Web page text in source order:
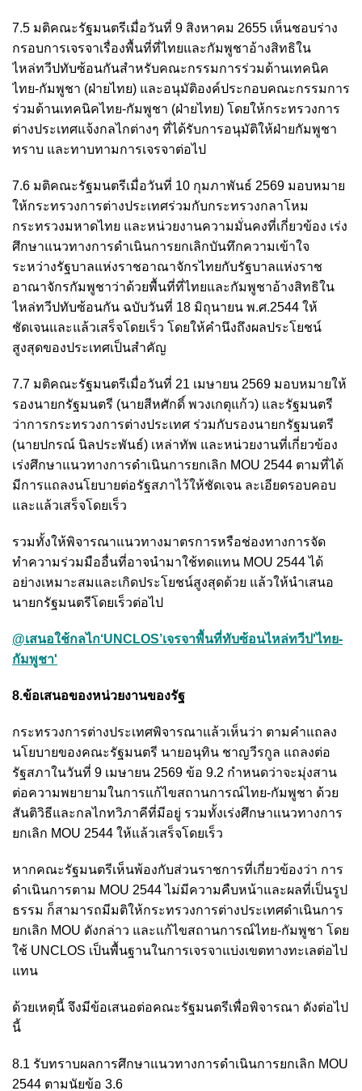
7.5 มติคณะรัฐมนตรีเมื่อวันที่ 9 สิงหาคม 2655 เห็นชอบร่าง
กรอบการเจรจาเรื่องพื้นที่ที่ไทยและกัมพูชาอ้างสิทธิใน
ไหล่ทวีปทับซ้อนกันสำหรับคณะกรรมการร่วมด้านเทคนิค
ไทย-กัมพูชา (ฝ่ายไทย) และอนุมัติองค์ประกอบคณะกรรมการ
ร่วมด้านเทคนิคไทย-กัมพูชา (ฝ่ายไทย) โดยให้กระทรวงการ
ต่างประเทศแจ้งกลไกต่างๆ ที่ได้รับการอนุมัติให้ฝ่ายกัมพูชา
ทราบ และทาบทามการเจรจาต่อไป
7.6 มติคณะรัฐมนตรีเมื่อวันที่ 10 กุมภาพันธ์ 2569 มอบหมาย
ให้กระทรวงการต่างประเทศร่วมกับกระทรวงกลาโหม
กระทรวงมหาดไทย และหน่วยงานความมั่นคงที่เกี่ยวข้อง เร่ง
ศึกษาแนวทางการดำเนินการยกเลิกบันทึกความเข้าใจ
ระหว่างรัฐบาลแห่งราชอาณาจักรไทยกับรัฐบาลแห่งราช
อาณาจักรกัมพูชาว่าด้วยพื้นที่ที่ไทยและกัมพูชาอ้างสิทธิใน
ไหล่ทวีปทับซ้อนกัน ฉบับวันที่ 18 มิถุนายน พ.ศ.2544 ให้
ชัดเจนและแล้วเสร็จโดยเร็ว โดยให้คำนึงถึงผลประโยชน์
สูงสุดของประเทศเป็นสำคัญ
7.7 มติคณะรัฐมนตรีเมื่อวันที่ 21 เมษายน 2569 มอบหมายให้
รองนายกรัฐมนตรี (นายสีหศักดิ์ พวงเกตุแก้ว) และรัฐมนตรี
ว่าการกระทรวงการต่างประเทศ ร่วมกับรองนายกรัฐมนตรี
(นายปกรณ์ นิลประพันธ์) เหล่าทัพ และหน่วยงานที่เกี่ยวข้อง
เร่งศึกษาแนวทางการดำเนินการยกเลิก MOU 2544 ตามที่ได้
มีการแถลงนโยบายต่อรัฐสภาไว้ให้ชัดเจน ละเอียดรอบคอบ
และแล้วเสร็จโดยเร็ว
รวมทั้งให้พิจารณาแนวทางมาตรการหรือช่องทางการจัด
ทำความร่วมมืออื่นที่อาจนำมาใช้ทดแทน MOU 2544 ได้
อย่างเหมาะสมและเกิดประโยชน์สูงสุดด้วย แล้วให้นำเสนอ
นายกรัฐมนตรีโดยเร็วต่อไป
@เสนอใช้กลไก‘UNCLOS’เจรจาพื้นที่ทับซ้อนไหล่ทวีป'ไทย-
กัมพูชา'
8.ข้อเสนอของหน่วยงานของรัฐ
กระทรวงการต่างประเทศพิจารณาแล้วเห็นว่า ตามคำแถลง
นโยบายของคณะรัฐมนตรี นายอนุทิน ชาญวีรกูล แถลงต่อ
รัฐสภาในวันที่ 9 เมษายน 2569 ข้อ 9.2 กำหนดว่าจะมุ่งสาน
ต่อความพยายามในการแก้ไขสถานการณ์ไทย-กัมพูชา ด้วย
สันติวิธีและกลไกทวิภาคีที่มีอยู่ รวมทั้งเร่งศึกษาแนวทางการ
ยกเลิก MOU 2544 ให้แล้วเสร็จโดยเร็ว
หากคณะรัฐมนตรีเห็นพ้องกับส่วนราชการที่เกี่ยวข้องว่า การ
ดำเนินการตาม MOU 2544 ไม่มีความคืบหน้าและผลที่เป็นรูป
ธรรม ก็สามารถมีมติให้กระทรวงการต่างประเทศดำเนินการ
ยกเลิก MOU ดังกล่าว และแก้ไขสถานการณ์ไทย-กัมพูชา โดย
ใช้ UNCLOS เป็นพื้นฐานในการเจรจาแบ่งเขตทางทะเลต่อไป
แทน
ด้วยเหตุนี้ จึงมีข้อเสนอต่อคณะรัฐมนตรีเพื่อพิจารณา ดังต่อไป
นี้
8.1 รับทราบผลการศึกษาแนวทางการดำเนินการยกเลิก MOU
2544 ตามนัยข้อ 3.6